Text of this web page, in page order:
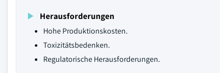
Herausforderungen
Hohe Produktionskosten.
Toxizitätsbedenken.
Regulatorische Herausforderungen.